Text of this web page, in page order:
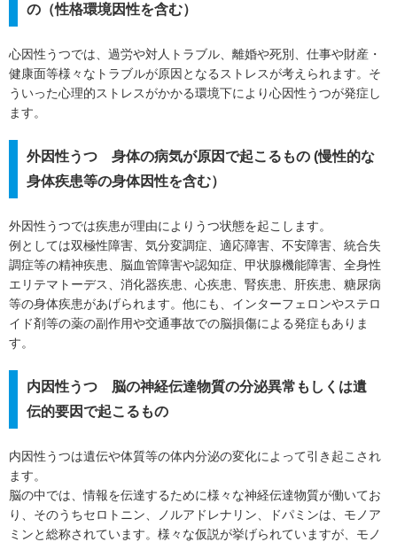
の（性格環境因性を含む）
心因性うつでは、過労や対人トラブル、離婚や死別、仕事や財産・
健康面等様々なトラブルが原因となるストレスが考えられます。そ
ういった心理的ストレスがかかる環境下により心因性うつが発症し
ます。
外因性うつ 身体の病気が原因で起こるもの (慢性的な
身体疾患等の身体因性を含む）
外因性うつでは疾患が理由によりうつ状態を起こします。
例としては双極性障害、気分変調症、適応障害、不安障害、統合失
調症等の精神疾患、脳血管障害や認知症、甲状腺機能障害、全身性
エリテマトーデス、消化器疾患、心疾患、腎疾患、肝疾患、糖尿病
等の身体疾患があげられます。他にも、インターフェロンやステロ
イド剤等の薬の副作用や交通事故での脳損傷による発症もありま
す。
内因性うつ 脳の神経伝達物質の分泌異常もしくは遺
伝的要因で起こるもの
内因性うつは遺伝や体質等の体内分泌の変化によって引き起こされ
ます。
脳の中では、情報を伝達するために様々な神経伝達物質が働いてお
り、そのうちセロトニン、ノルアドレナリン、ドパミンは、モノア
ミンと総称されています。様々な仮説が挙げられていますが、モノ